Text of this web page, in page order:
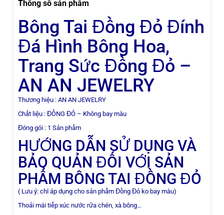
Bông
hoa
Thời
trang,
Trang
Đỏ
Không
bay
màu
-
Thông số sản phẩm
Bông Tai Đồng Đỏ Đính
Đá Hình Bông Hoa,
Trang Sức Đồng Đỏ –
AN AN JEWELRY
Thương hiệu : AN AN JEWELRY
Chất liệu : ĐỒNG ĐỎ – Không bay màu
Đóng gói : 1 Sản phẩm
HƯỚNG DẪN SỬ DỤNG VÀ
BẢO QUẢN ĐỐI VỚI SẢN
PHẨM BÔNG TAI ĐỒNG ĐỎ
( Lưu ý: chỉ áp dụng cho sản phẩm Đồng Đỏ ko bay màu)
Thoải mái tiếp xúc nước rửa chén, xà bông…